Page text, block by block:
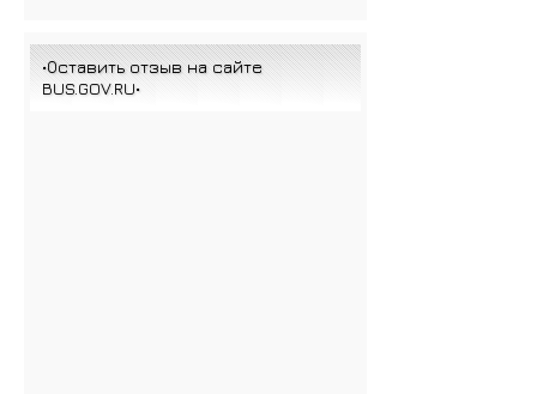
•Оставить отзыв на сайте
BUS.GOV.RU•